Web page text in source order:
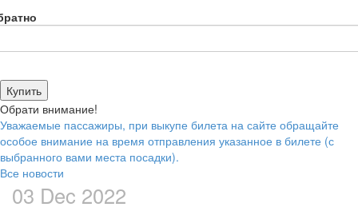
Обрати внимание!
Уважаемые пассажиры, при выкупе билета на сайте обращайте
особое внимание на время отправления указанное в билете (с
выбранного вами места посадки).
Все новости
03 Dec 2022